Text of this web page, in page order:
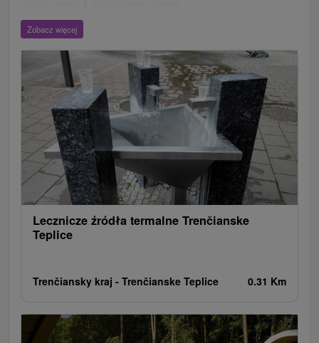
Wieże obserwacyjne i chodniki
Escaperoom
Ogrody botaniczne
Parki miejskie i zamkowe
Loty widokowe i rejsy wycieczkowe
Tarcze
Jeziora, jeziora, zbiorniki wodne
Zabytki techniki
Pomniki
Wodospady
Kościoły drewniane Teatry
Jazda konna
Túry a turistické chodníky
Zamki Chaty górskie
Miejsca sakralne
Rafting, rafting, rafting
Obiekty architektoniczne
Ośrodek narciarski
Pola golfowe
Tory gokartowe
Amfiteatry i kina w przyrodzie
Szlaki winne
Cyklotrasy
Zobacz więcej
Lecznicze źródła termalne Trenčianske
Teplice
Trenčiansky kraj - Trenčianske Teplice 0.31 Km